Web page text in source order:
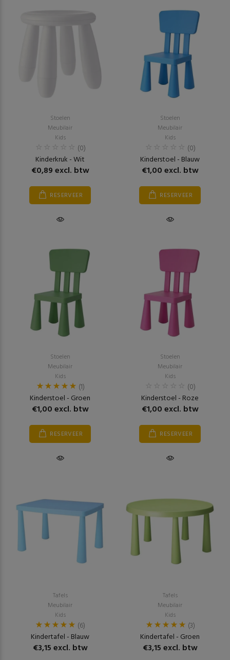
Stoelen
Meubilair
Kids
(0)
Kinderkruk - Wit
€0,89 excl. btw
RESERVEER
Stoelen
Meubilair
Kids
(0)
Kinderstoel - Blauw
€1,00 excl. btw
RESERVEER
Stoelen
Meubilair
Kids
(1)
Kinderstoel - Groen
€1,00 excl. btw
RESERVEER
Stoelen
Meubilair
Kids
(0)
Kinderstoel - Roze
€1,00 excl. btw
RESERVEER
Tafels
Meubilair
Kids
(6)
Kindertafel - Blauw
€3,15 excl. btw
Tafels
Meubilair
Kids
(3)
Kindertafel - Groen
€3,15 excl. btw